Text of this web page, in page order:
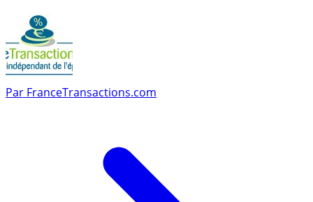
Par FranceTransactions.com